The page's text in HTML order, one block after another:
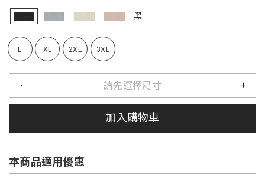
黑
L XL 2XL 3XL
請先選擇尺寸
- +
加入購物車
本商品適用優惠